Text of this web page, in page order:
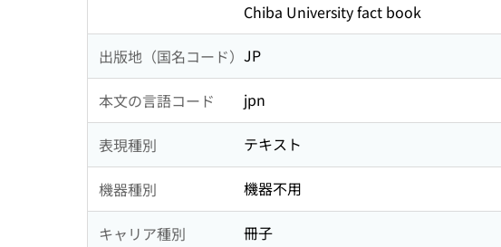
Chiba University fact book
出版地（国名コード） JP
本文の言語コード jpn
表現種別 テキスト
機器種別 機器不用
キャリア種別 冊子